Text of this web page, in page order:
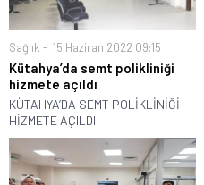
Sağlık 15 Haziran 2022 09:15
Kütahya’da semt polikliniği
hizmete açıldı
KÜTAHYA’DA SEMT POLİKLİNİĞİ
HİZMETE AÇILDI